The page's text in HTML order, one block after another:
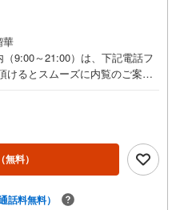
華
9:00～21:00）は、下記電話フ
けるとスムーズに内覧のご案内
談くださいませ。ご希望があれ
合わせた物件などもご案内を
が初めての方へのフォロー体制
ら始めて良いかわからない？』と
お越しください！▽現時点の未
を守り続けます。皆様のご来
（無料）
通話料無料）